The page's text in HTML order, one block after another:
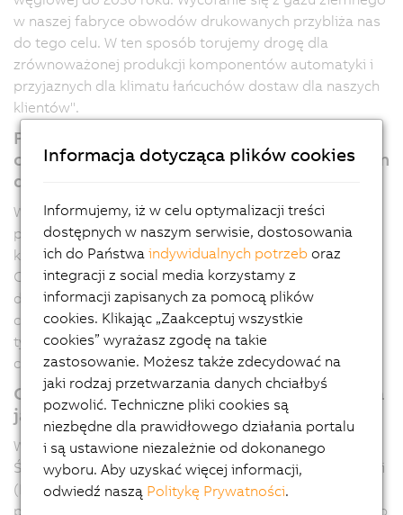
w naszej fabryce obwodów drukowanych przybliża nas
do tego celu. W ten sposób torujemy drogę dla
zrównoważonej produkcji komponentów automatyki i
przyjaznych dla klimatu łańcuchów dostaw dla naszych
klientów".
Pompa ciepła oszczędza zużycie gazu
odpowiadające prawie 200 gospodarstwom
domowym
W przyszłości nowy system pomp ciepła B&R zastąpi
ponad 1800 MWh gazu rocznie. Odpowiada to
konsumpcji 150-200 gospodarstw domowych
Całkowita moc pompy ciepła w fabryce obwodów
drukowanych B&R wynosi 980 kW. Wydajność
chłodzenia wynosi 850 kW i jest szczególnie istotna dla
tych obszarów produkcyjnych, które wymagają
chłodzenia do określonej temperatury w lecie.
Ciepło odpadowe, powietrze i fotowoltaika
jako główne źródła energii
Według Federalnego Ministerstwa Ochrony Klimatu,
Środowiska, Energii, Mobilności, Innowacji i Technologii
(BMK) w 2022 r. w całej Austrii sprzedano 131
przemysłowych pomp ciepła. Ogromny potencjał pomp
Informacja dotycząca plików cookies
Informujemy, iż w celu optymalizacji treści
dostępnych w naszym serwisie, dostosowania
ich do Państwaindywidualnych potrzeb oraz
integracji z social media korzystamy z
informacji zapisanych za pomocą plików
cookies. Klikając „Zaakceptuj wszystkie
cookies” wyrażasz zgodę na takie
zastosowanie. Możesz także zdecydować na
jaki rodzaj przetwarzania danych chciałbyś
pozwolić. Techniczne pliki cookies są
niezbędne dla prawidłowego działania portalu
i są ustawione niezależnie od dokonanego
wyboru. Aby uzyskać więcej informacji,
odwiedź naszą Politykę Prywatności.